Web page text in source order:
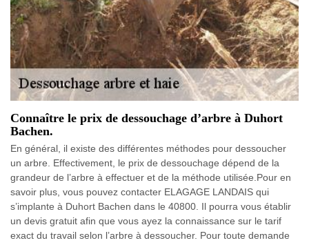
Connaître le prix de dessouchage d’arbre à Duhort
Bachen.
En général, il existe des différentes méthodes pour dessoucher
un arbre. Effectivement, le prix de dessouchage dépend de la
grandeur de l’arbre à effectuer et de la méthode utilisée.Pour en
savoir plus, vous pouvez contacter ELAGAGE LANDAIS qui
s’implante à Duhort Bachen dans le 40800. Il pourra vous établir
un devis gratuit afin que vous ayez la connaissance sur le tarif
exact du travail selon l’arbre à dessoucher. Pour toute demande